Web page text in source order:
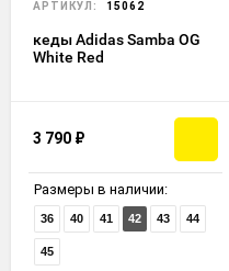
АРТИКУЛ: 15062
кеды Adidas Samba OG
White Red
3 790 ₽
Размеры в наличии:
36 40 41 42 43 44
45